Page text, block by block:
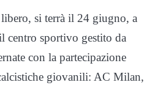
si terrà il 24 giugno, a
centro sportivo gestito da
con la partecipazione
giovanili: AC Milan,